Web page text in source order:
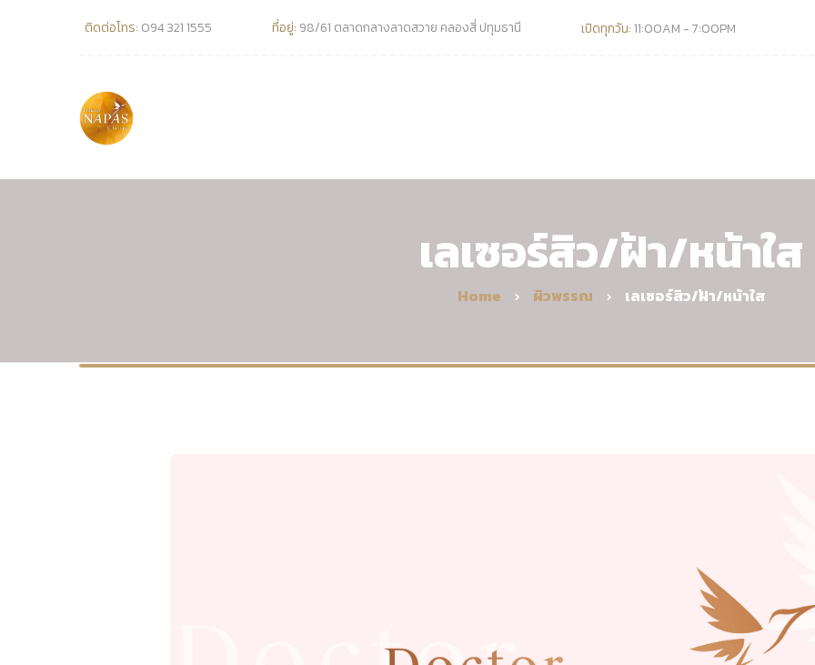
ติดต่อโทร: 094 321 1555 ที่อยู่: 98/61 ตลาดกลางลาดสวาย คลองสี่ ปทุมธานี เปิดทุกวัน:11:00AM - 7:00PM
เลเซอร์สิว/ฝ้า/หน้าใส
Home ผิวพรรณ เลเซอร์สิว/ฝ้า/หน้าใส